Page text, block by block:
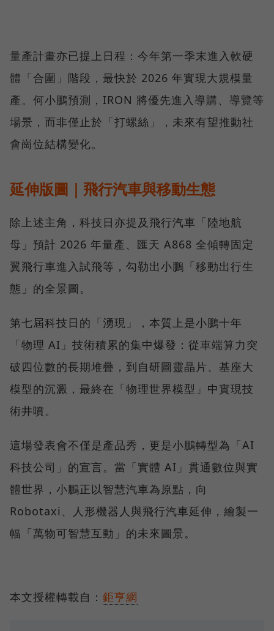
量產計畫亦已提上日程：今年第一季末進入軟硬
體「合圍」階段，最快於 2026 年實現大規模量
產。何小鵬預測，IRON 將優先進入導購、導覽等
場景，而非僅止於「打螺絲」，未來有望推動社
會崗位結構變化。
延伸版圖｜飛行汽車與移動生態
除上述主角，科技日亦提及飛行汽車「陸地航
母」預計 2026 年量產、匯天 A868 全傾轉固定
翼飛行車進入試飛等，勾勒出小鵬「移動出行生
態」的全景圖。
第七屆科技日的「湧現」，本質上是小鵬十年
「物理 AI」技術積累的集中爆發：從車端算力突
破四位數的長期堆疊，到自研圖靈晶片、基座大
模型的沉澱，最終在「物理世界模型」中實現技
術井噴。
這場發表會不僅是產品秀，更是小鵬轉型為「AI
科技公司」的宣言。當「實體 AI」貫通數位與實
體世界，小鵬正以智慧汽車為原點，向
Robotaxi、人形機器人與飛行汽車延伸，繪製一
幅「萬物可智慧互動」的未來圖景。
本文授權轉載自： 鉅亨網